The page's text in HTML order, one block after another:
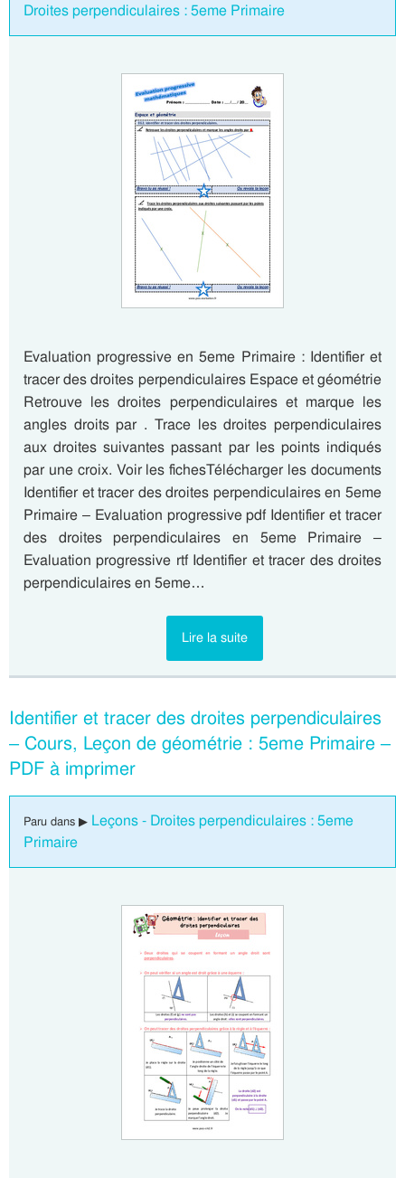
Droites perpendiculaires : 5eme Primaire
Evaluation progressive en 5eme Primaire : Identifier et
tracer des droites perpendiculaires Espace et géométrie
Retrouve les droites perpendiculaires et marque les
angles droits par . Trace les droites perpendiculaires
aux droites suivantes passant par les points indiqués
par une croix. Voir les fichesTélécharger les documents
Identifier et tracer des droites perpendiculaires en 5eme
Primaire – Evaluation progressive pdf Identifier et tracer
des droites perpendiculaires en 5eme Primaire –
Evaluation progressive rtf Identifier et tracer des droites
perpendiculaires en 5eme…
Lire la suite
Identifier et tracer des droites perpendiculaires
– Cours, Leçon de géométrie : 5eme Primaire –
PDF à imprimer
Paru dans ▶ Leçons - Droites perpendiculaires : 5eme
Primaire